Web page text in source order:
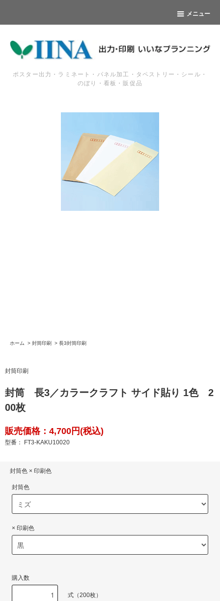
メニュー
ポスター出力・ラミネート・パネル加工・タペストリー・シール・
のぼり・看板・販促品
ホーム > 封筒印刷 > 長3封筒印刷
封筒印刷
封筒 長3／カラークラフト サイド貼り 1色 2
00枚
販売価格：4,700円(税込)
型番： FT3-KAKU10020
封筒色 × 印刷色
封筒色
× 印刷色
購入数
式（200枚）